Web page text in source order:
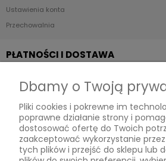
Ustawienia konta
Przechowalnia
PŁATNOŚCI I DOSTAWA
Formy płatności
Czas i koszty dostawy
INFORMACJE
Dbamy o Twoją
Pliki cookies i pokrewne im
poprawne działanie strony i
dostosować ofertę do Twoich
zaakceptować wykorzystanie
tych plików i przejść do sklepu lub